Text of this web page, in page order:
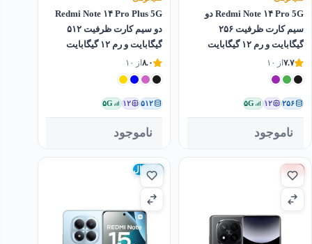
Redmi Note ۱۴ Pro 5G دو
سیم کارت ظرفیت ۲۵۶
گیگابایت و رم ۱۲ گیگابایت
۷.۷از ۱۰
۲۵۶ ۱۲ ۵G
ناموجود
Redmi Note ۱۴ Pro Plus 5G
دو سیم کارت ظرفیت ۵۱۲
گیگابایت و رم ۱۲ گیگابایت
۸.۰از ۱۰
۵۱۲ ۱۲ ۵G
ناموجود
چین گلوبال